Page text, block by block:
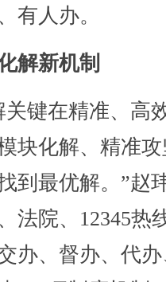
有人办。
解新机制
键在精准、高
块化解、精准
到最优解。”赵
法院、12345热
办、督办、代